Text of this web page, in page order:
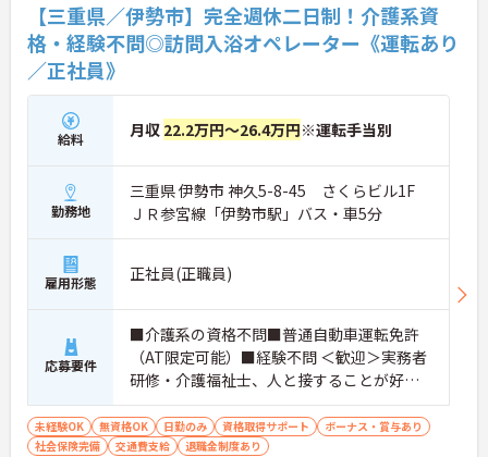
【三重県／伊勢市】完全週休二日制！介護系資
格・経験不問◎訪問入浴オペレーター《運転あり
／正社員》
給料 月収 22.2万円～26.4万円※運転手当別
勤務地
三重県 伊勢市 神久5-8-45 さくらビル1F
ＪＲ参宮線「伊勢市駅」バス・車5分
雇用形態 正社員(正職員)
応募要件
■介護系の資格不問■普通自動車運転免許
（AT限定可能）■経験不問 ＜歓迎＞実務者
研修・介護福祉士、人と接することが好き
な方、チームワークを重視する人
未経験OK 無資格OK 日勤のみ 資格取得サポート
ボーナス・賞与あり
社会保険完備
交通費支給 退職金制度あり